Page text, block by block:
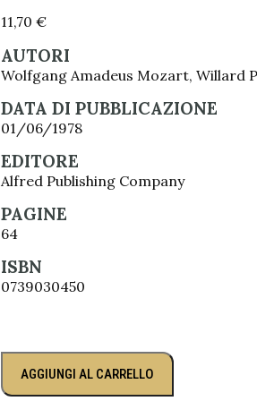
11,70 €
AUTORI
Wolfgang Amadeus Mozart, Willard
DATA DI PUBBLICAZIONE
01/06/1978
EDITORE
Alfred Publishing Company
PAGINE
64
ISBN
0739030450
AGGIUNGI AL CARRELLO